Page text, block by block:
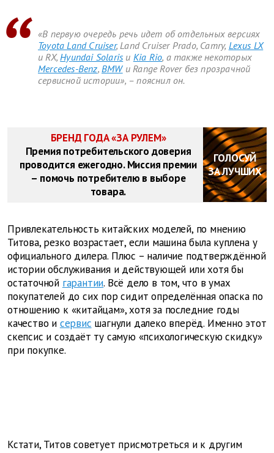
«В первую очередь речь идет об отдельных версиях
Toyota Land Cruiser, Land Cruiser Prado, Camry, Lexus LX
и RX, Hyundai Solaris и Kia Rio, а также некоторых
Mercedes-Benz, BMWи Range Rover без прозрачной
сервисной истории», – пояснил он.
БРЕНД ГОДА «ЗА РУЛЕМ»
Премия потребительского доверия
проводится ежегодно. Миссия премии
– помочь потребителю в выборе
товара.
ГОЛОСУЙ
ЗА ЛУЧШИХ
Привлекательность китайских моделей, по мнению
Титова, резко возрастает, если машина была куплена у
официального дилера. Плюс – наличие подтверждённой
истории обслуживания и действующей или хотя бы
остаточной гарантии. Всё дело в том, что в умах
покупателей до сих пор сидит определённая опаска по
отношению к «китайцам», хотя за последние годы
качество и сервис шагнули далеко вперёд. Именно этот
скепсис и создаёт ту самую «психологическую скидку»
при покупке.
Кстати, Титов советует присмотреться и к другим